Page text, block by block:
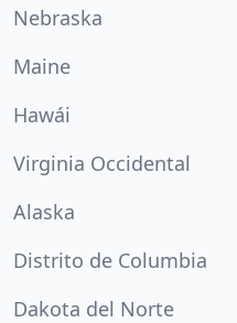
Nebraska
Maine
Hawái
Virginia Occidental
Alaska
Distrito de Columbia
Dakota del Norte